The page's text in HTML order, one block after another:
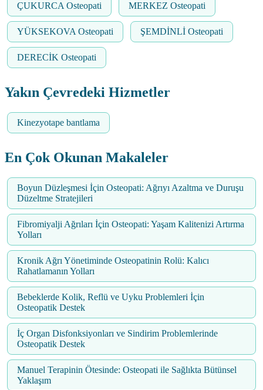
ÇUKURCA Osteopati MERKEZ Osteopati
YÜKSEKOVA Osteopati ŞEMDİNLİ Osteopati
DERECİK Osteopati
Yakın Çevredeki Hizmetler
Kinezyotape bantlama
En Çok Okunan Makaleler
Boyun Düzleşmesi İçin Osteopati: Ağrıyı Azaltma ve Duruşu
Düzeltme Stratejileri
Fibromiyalji Ağrıları İçin Osteopati: Yaşam Kalitenizi Artırma
Yolları
Kronik Ağrı Yönetiminde Osteopatinin Rolü: Kalıcı
Rahatlamanın Yolları
Bebeklerde Kolik, Reflü ve Uyku Problemleri İçin
Osteopatik Destek
İç Organ Disfonksiyonları ve Sindirim Problemlerinde
Osteopatik Destek
Manuel Terapinin Ötesinde: Osteopati ile Sağlıkta Bütünsel
Yaklaşım